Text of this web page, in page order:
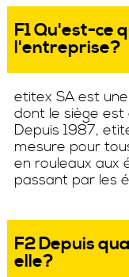
F1 Qu'est-ce
l'entreprise?
etitex SA est
dont le siège est
Depuis 1987,
mesure pour
en rouleaux aux
passant par les
F2 Depuis
elle?